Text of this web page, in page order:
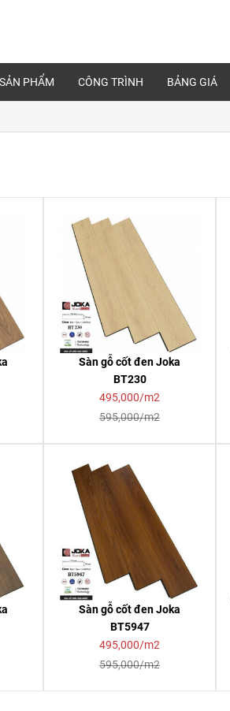
SẢN PHẨM CÔNG TRÌNH BẢNG GIÁ
Sàn gỗ cốt đen Joka
BT230
495,000/m2
595,000/m2
Sàn gỗ cốt đen Joka
BT5947
495,000/m2
595,000/m2